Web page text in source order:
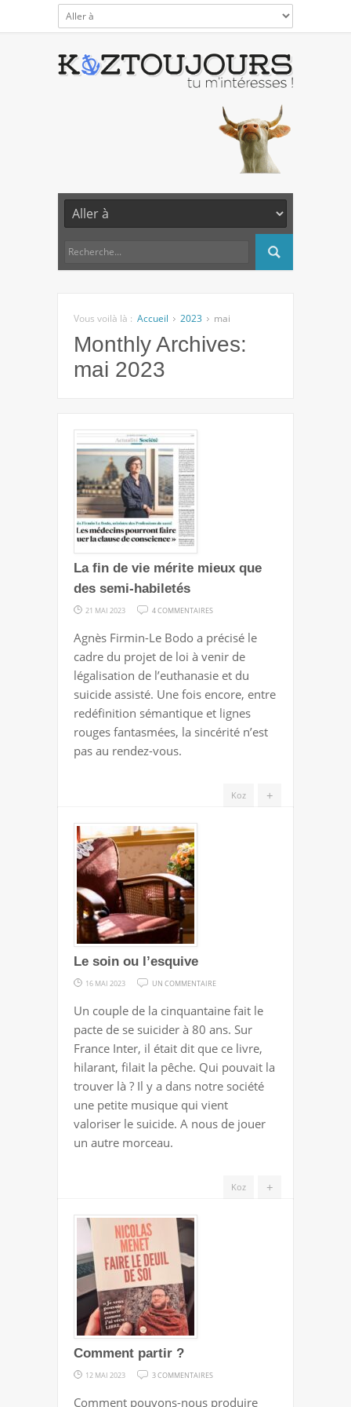
Vous voilà là : Accueil 2023 mai
Monthly Archives:
mai 2023
La fin de vie mérite mieux que
des semi-habiletés
21 MAI 2023 4 COMMENTAIRES
FIN
DE
VIE
MÉRITE
MIEUX
QUE
HABILETÉS
Agnès Firmin-Le Bodo a précisé le
cadre du projet de loi à venir de
légalisation de l’euthanasie et du
suicide assisté. Une fois encore, entre
redéfinition sémantique et lignes
rouges fantasmées, la sincérité n’est
pas au rendez-vous.
+
Koz
Le soin ou l’esquive
16 MAI 2023 UN COMMENTAIRESUR
SOIN
OU
L’ESQUIVE
Un couple de la cinquantaine fait le
pacte de se suicider à 80 ans. Sur
France Inter, il était dit que ce livre,
hilarant, filait la pêche. Qui pouvait la
trouver là ? Il y a dans notre société
une petite musique qui vient
valoriser le suicide. A nous de jouer
un autre morceau.
+
Koz
Comment partir ?
12 MAI 2023 3 COMMENTAIRES
Comment pouvons-nous produire